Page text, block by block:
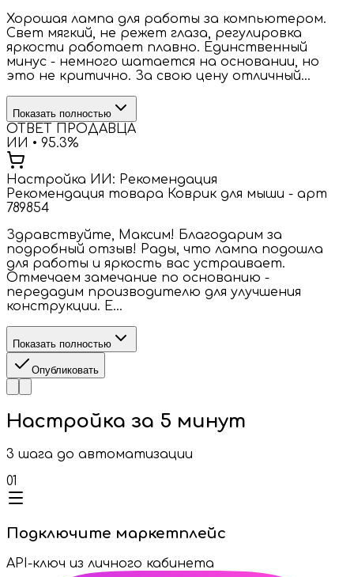
Хорошая лампа для работы за компьютером.
Свет мягкий, не режет глаза, регулировка
яркости работает плавно. Единственный
минус - немного шатается на основании, но
это не критично. За свою цену отличный...
Показать полностью
ОТВЕТ ПРОДАВЦА
ИИ • 95.3%
Настройка ИИ: Рекомендация
Рекомендация товара Коврик для мыши - арт
789854
Здравствуйте, Максим! Благодарим за
подробный отзыв! Рады, что лампа подошла
для работы и яркость вас устраивает.
Отмечаем замечание по основанию -
передадим производителю для улучшения
конструкции. Е...
Показать полностью
Опубликовать
Настройка за 5 минут
3 шага до автоматизации
01
Подключите маркетплейс
API-ключ из личного кабинета